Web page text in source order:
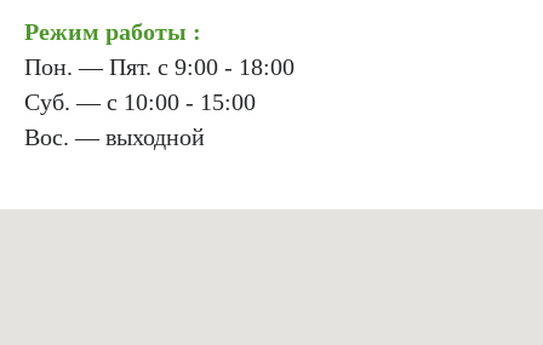
Режим работы :
Пон. — Пят. с 9:00 - 18:00
Суб. — с 10:00 - 15:00
Вос. — выходной